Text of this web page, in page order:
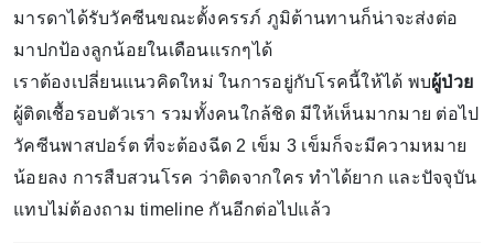
มารดาได้รับวัคซีนขณะตั้งครรภ์ ภูมิต้านทานก็น่าจะส่งต่อ
มาปกป้องลูกน้อยในเดือนแรกๆได้
เราต้องเปลี่ยนแนวคิดใหม่ ในการอยู่กับโรคนี้ให้ได้ พบผู้ป่วย
ผู้ติดเชื้อรอบตัวเรา รวมทั้งคนใกล้ชิด มีให้เห็นมากมาย ต่อไป
วัคซีนพาสปอร์ต ที่จะต้องฉีด 2 เข็ม 3 เข็มก็จะมีความหมาย
น้อยลง การสืบสวนโรค ว่าติดจากใคร ทำได้ยาก และปัจจุบัน
แทบไม่ต้องถาม timeline กันอีกต่อไปแล้ว